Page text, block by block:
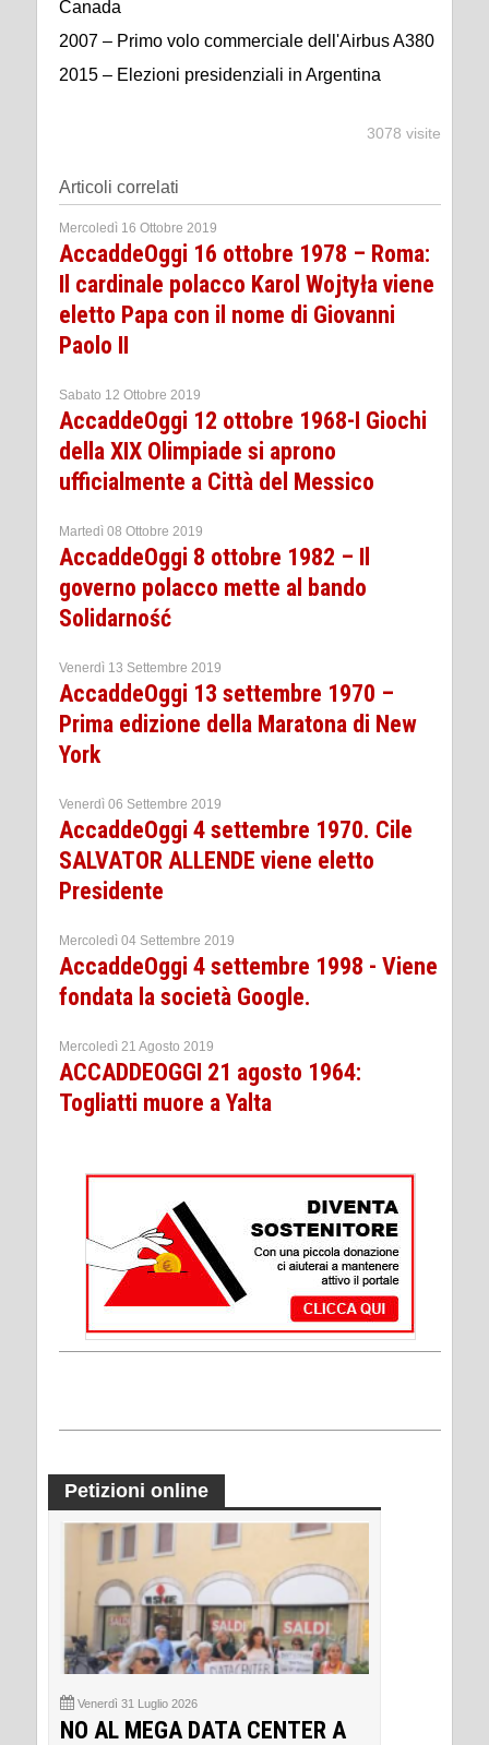
Canada
2007 – Primo volo commerciale dell'Airbus A380
2015 – Elezioni presidenziali in Argentina
3078 visite
Articoli correlati
Mercoledì 16 Ottobre 2019
AccaddeOggi 16 ottobre 1978 – Roma:
Il cardinale polacco Karol Wojtyła viene
eletto Papa con il nome di Giovanni
Paolo II
Sabato 12 Ottobre 2019
AccaddeOggi 12 ottobre 1968-I Giochi
della XIX Olimpiade si aprono
ufficialmente a Città del Messico
Martedì 08 Ottobre 2019
AccaddeOggi 8 ottobre 1982 – Il
governo polacco mette al bando
Solidarność
Venerdì 13 Settembre 2019
AccaddeOggi 13 settembre 1970 –
Prima edizione della Maratona di New
York
Venerdì 06 Settembre 2019
AccaddeOggi 4 settembre 1970. Cile
SALVATOR ALLENDE viene eletto
Presidente
Mercoledì 04 Settembre 2019
AccaddeOggi 4 settembre 1998 - Viene
fondata la società Google.
Mercoledì 21 Agosto 2019
ACCADDEOGGI 21 agosto 1964:
Togliatti muore a Yalta
Petizioni online
Venerdì 31 Luglio 2026
NO AL MEGA DATA CENTER A